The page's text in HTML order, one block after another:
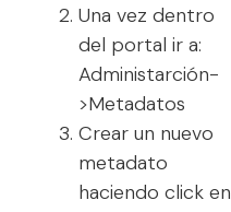
Una vez dentro
del portal ir a:
Administarción-
>Metadatos
Crear un nuevo
metadato
haciendo click en